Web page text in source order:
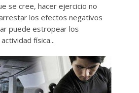
se cree, hacer ejercicio no
los efectos negativos
puede estropear los
física...